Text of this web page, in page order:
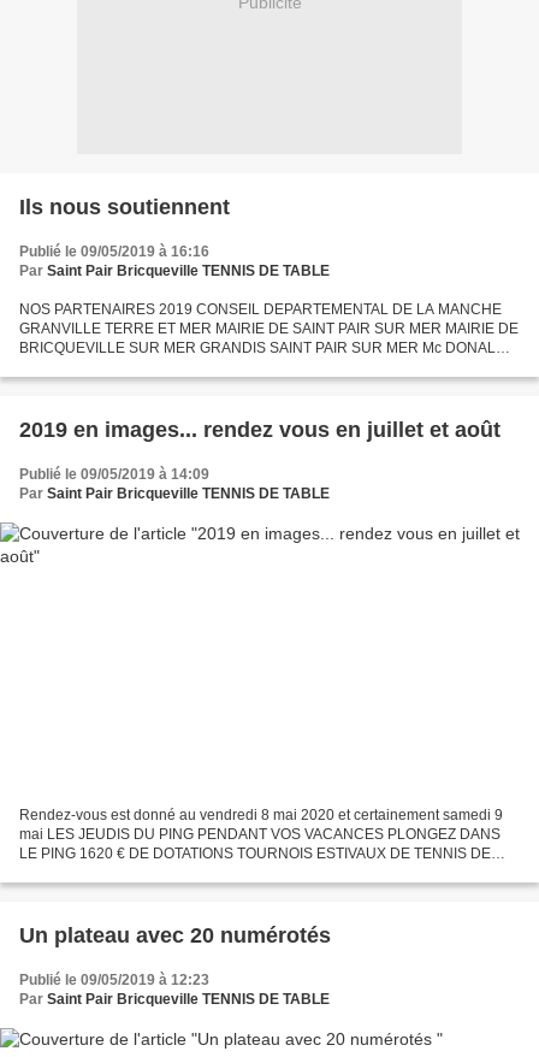
Ils nous soutiennent
Publié le 09/05/2019 à 16:16
Par Saint Pair Bricqueville TENNIS DE TABLE
NOS PARTENAIRES 2019 CONSEIL DEPARTEMENTAL DE LA MANCHE
GRANVILLE TERRE ET MER MAIRIE DE SAINT PAIR SUR MER MAIRIE DE
BRICQUEVILLE SUR MER GRANDIS SAINT PAIR SUR MER Mc DONALD’S
GRANVILLE SAINT PAIR/MER...
2019 en images... rendez vous en juillet et août
Publié le 09/05/2019 à 14:09
Par Saint Pair Bricqueville TENNIS DE TABLE
Rendez-vous est donné au vendredi 8 mai 2020 et certainement samedi 9
mai LES JEUDIS DU PING PENDANT VOS VACANCES PLONGEZ DANS
LE PING 1620 € DE DOTATIONS TOURNOIS ESTIVAUX DE TENNIS DE
Un plateau avec 20 numérotés
Publié le 09/05/2019 à 12:23
Par Saint Pair Bricqueville TENNIS DE TABLE